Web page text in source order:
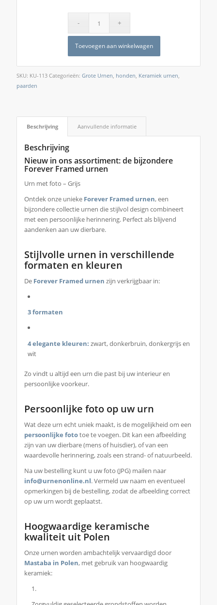
Toevoegen aan winkelwagen
SKU: KU-113 Categorieën: Grote Urnen, honden, Keramiek urnen,
paarden
Beschrijving Aanvullende informatie
Beschrijving
Nieuw in ons assortiment: de bijzondere
Forever Framed urnen
Urn met foto – Grijs
Ontdek onze unieke Forever Framed urnen, een
bijzondere collectie urnen die stijlvol design combineert
met een persoonlijke herinnering. Perfect als blijvend
aandenken aan uw dierbare.
Stijlvolle urnen in verschillende
formaten en kleuren
De Forever Framed urnen zijn verkrijgbaar in:
3 formaten
4 elegante kleuren: zwart, donkerbruin, donkergrijs en
wit
Zo vindt u altijd een urn die past bij uw interieur en
persoonlijke voorkeur.
Persoonlijke foto op uw urn
Wat deze urn echt uniek maakt, is de mogelijkheid om een
persoonlijke fototoe te voegen. Dit kan een afbeelding
zijn van uw dierbare (mens of huisdier), of van een
waardevolle herinnering, zoals een strand- of natuurbeeld.
Na uw bestelling kunt u uw foto (JPG) mailen naar
info@urnenonline.nl. Vermeld uw naam en eventueel
opmerkingen bij de bestelling, zodat de afbeelding correct
op uw urn wordt geplaatst.
Hoogwaardige keramische
kwaliteit uit Polen
Onze urnen worden ambachtelijk vervaardigd door
Mastaba in Polen, met gebruik van hoogwaardig
keramiek: